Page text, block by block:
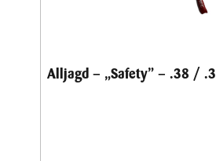
Alljagd – „Safety” – .38 /